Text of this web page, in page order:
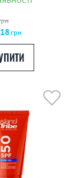
грн